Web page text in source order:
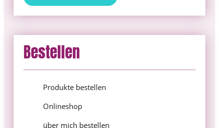
Bestellen
Produkte bestellen
Onlineshop
über mich bestellen